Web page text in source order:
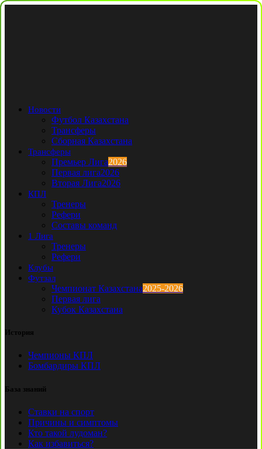
Новости
Футбол Казахстана
Трансферы
Сборная Казахстана
Трансферы
Премьер Лига2026
Первая лига2026
Вторая Лига2026
КПЛ
Тренеры
Рефери
Составы команд
1 Лига
Тренеры
Рефери
Клубы
Футзал
Чемпионат Казахстана2025-2026
Первая лига
Кубок Казахстана
История
Чемпионы КПЛ
Бомбардиры КПЛ
База знаний
Ставки на спорт
Причины и симптомы
Кто такой лудоман?
Как избавиться?